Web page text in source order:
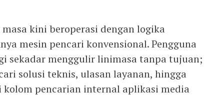
kini beroperasi dengan logika
mesin pencari konvensional. Pengguna
sekadar menggulir linimasa tanpa tujuan;
solusi teknis, ulasan layanan, hingga
pencarian internal aplikasi media